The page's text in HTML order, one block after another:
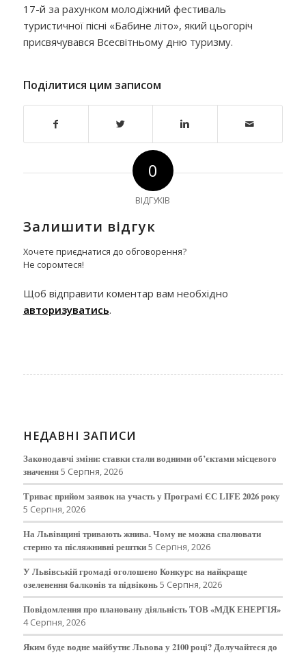
17-й за рахунком молодіжний фестиваль
туристичної пісні «Бабине літо», який цьогоріч
присвячувався Всесвітньому дню туризму.
Поділитися цим записом
0
ВІДГУКІВ
Залишити відгук
Хочете приєднатися до обговорення?
Не соромтеся!
Щоб відправити коментар вам необхідно
авторизуватись.
НЕДАВНІ ЗАПИСИ
Законодавчі зміни: ставки стали водними об’єктами місцевого
значення5 Серпня, 2026
Триває прийом заявок на участь у Програмі ЄС LIFE 2026 року
5 Серпня, 2026
На Львівщині тривають жнива. Чому не можна спалювати
стерню та післяжнивні рештки5 Серпня, 2026
У Львівській громаді оголошено Конкурс на найкраще
озеленення балконів та підвіконь5 Серпня, 2026
Повідомлення про плановану діяльність ТОВ «МДК ЕНЕРГІЯ»
4 Серпня, 2026
Яким буде водне майбутнє Львова у 2100 році? Долучайтеся до